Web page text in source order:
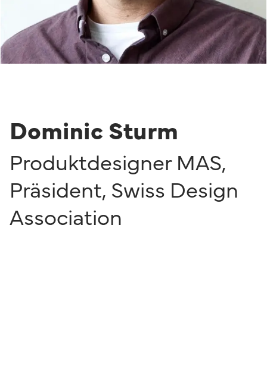
Dominic Sturm
Produktdesigner MAS,
Präsident, Swiss Design
Association